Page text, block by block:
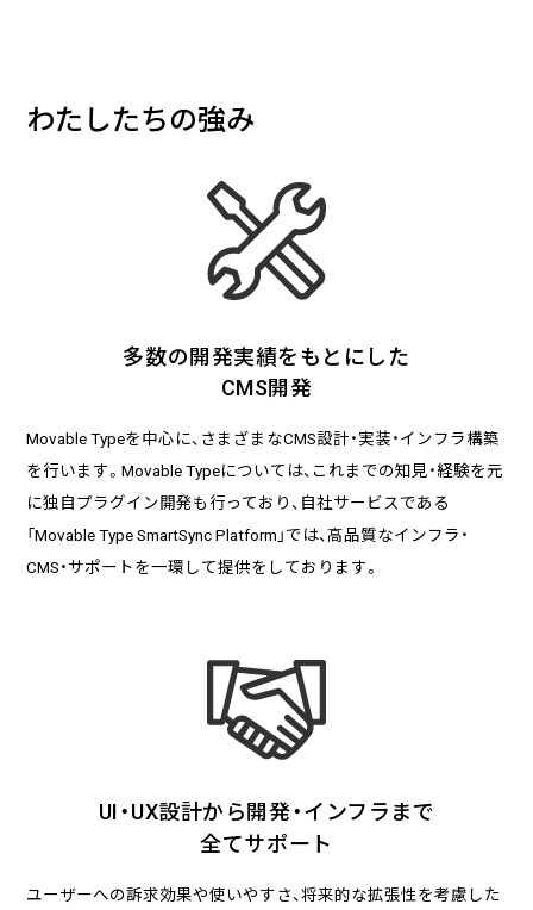
2026/08/04 自己紹介
6月に入社しました眞鍋です。
承認ボタンを押しただけ！ Cursor がやっ
てくれた1時間の業務記録
2026/07/27 技術ブログ
Movable Type と WordPress の DB 接続
情報を AWS Secrets Manager で管理す
2026/07/01 技術ブログ
ポイント
2026/06/30 日々の生活
AWS Certified Solutions Architect –
わたしたちの強み
多数の開発実績をもとにした
CMS開発
Movable Typeを中心に、さまざまなCMS設計・実装・インフラ構築
を行います。Movable Typeについては、これまでの知見・経験を元
に独自プラグイン開発も行っており、自社サービスである
「Movable Type SmartSync Platform」では、高品質なインフラ・
CMS・サポートを一環して提供をしております。
UI・UX設計から開発・インフラまで
全てサポート
ユーザーへの訴求効果や使いやすさ、将来的な拡張性を考慮した